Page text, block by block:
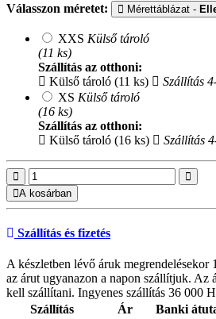
Válasszon méretet: Mérettáblázat -
XXS Külső tároló
(11 ks)
Szállítás az otthoni:
Külső tároló (11 ks)
Szállítás
XS Külső tároló
(16 ks)
Szállítás az otthoni:
Külső tároló (16 ks)
Szállítás
A kosárban
Szállítás és fizetés
A készletben lévő áruk megrendelésekor
az árut ugyanazon a napon szállítjuk. Az
kell szállítani. Ingyenes szállítás 36 000
Szállítás
Ár Banki